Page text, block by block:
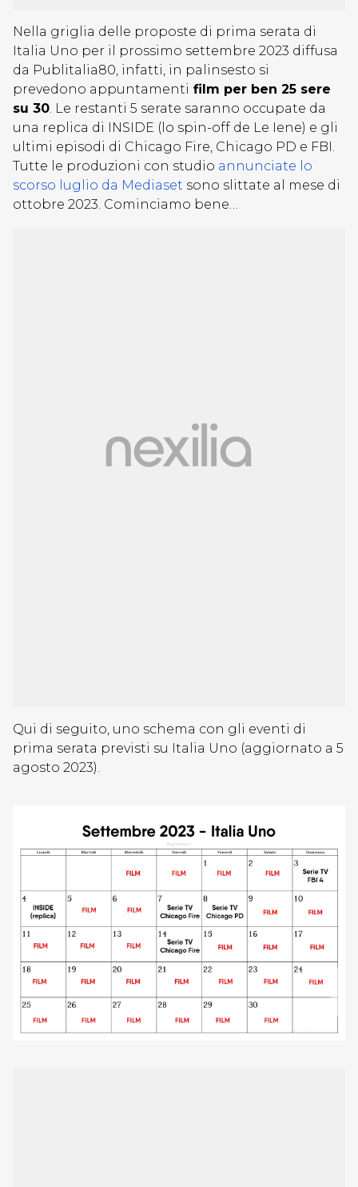
Nella griglia delle proposte di prima serata di
Italia Uno per il prossimo settembre 2023 diffusa
da Publitalia80, infatti, in palinsesto si
prevedono appuntamenti film per ben 25 sere
su 30. Le restanti 5 serate saranno occupate da
una replica di INSIDE (lo spin-off de Le Iene) e gli
ultimi episodi di Chicago Fire, Chicago PD e FBI.
Tutte le produzioni con studio annunciate lo
scorso luglio da Mediaset sono slittate al mese di
ottobre 2023. Cominciamo bene…
Qui di seguito, uno schema con gli eventi di
prima serata previsti su Italia Uno (aggiornato a 5
agosto 2023).